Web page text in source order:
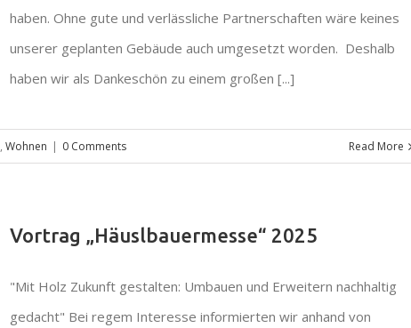
haben. Ohne gute und verlässliche Partnerschaften wäre keines
unserer geplanten Gebäude auch umgesetzt worden. Deshalb
haben wir als Dankeschön zu einem großen [...]
, Wohnen | 0 Comments Read More
Vortrag „Häuslbauermesse“ 2025
"Mit Holz Zukunft gestalten: Umbauen und Erweitern nachhaltig
gedacht" Bei regem Interesse informierten wir anhand von